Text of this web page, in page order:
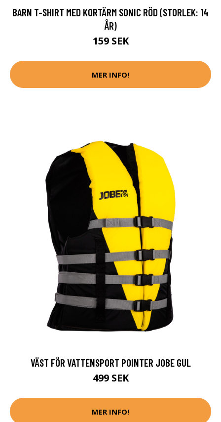
BARN T-SHIRT MED KORTÄRM SONIC RÖD (STORLEK: 14
ÅR)
159 SEK
MER INFO!
VÄST FÖR VATTENSPORT POINTER JOBE GUL
499 SEK
MER INFO!